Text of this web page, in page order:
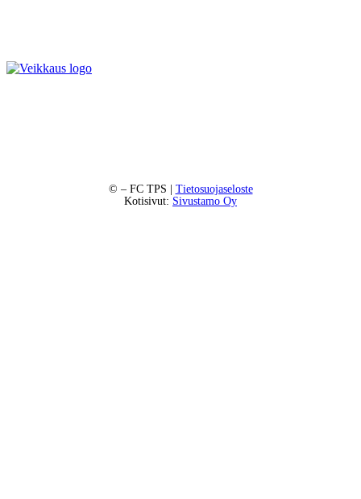
© – FC TPS | Tietosuojaseloste
Kotisivut: Sivustamo Oy